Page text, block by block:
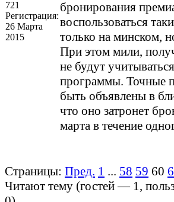
721
Регистрация:
26 Марта
2015
бронирования
воспользоваться
только на минском,
При этом мили,
не будут
программы. Точные
быть объявлены в
что оно затронет
марта в течение
Страницы: Пред. 1 ... 58 59 60
Читают тему (гостей — 1,